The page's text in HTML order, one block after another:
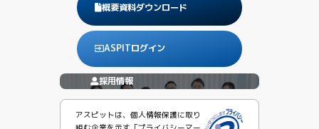
概要資料ダウンロード
ASPITログイン
採用情報
アスピットは、個人情報保護に取り